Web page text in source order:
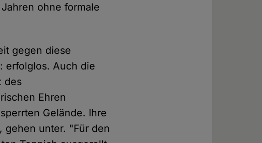
ohne formale
gegen diese
erfolglos. Auch die
des
Ehren
Gelände. Ihre
gehen unter. "Für den